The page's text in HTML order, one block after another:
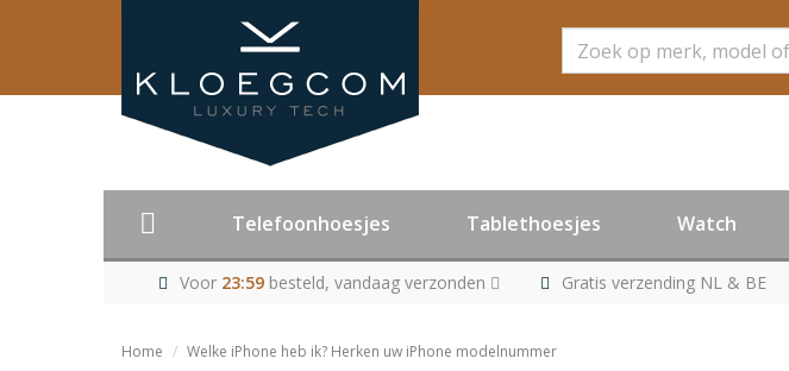
Zoeken
Telefoonhoesjes Tablethoesjes Watch
Voor 23:59besteld, vandaag verzonden Gratis verzending NL & BE
Home Welke iPhone heb ik? Herken uw iPhone modelnummer